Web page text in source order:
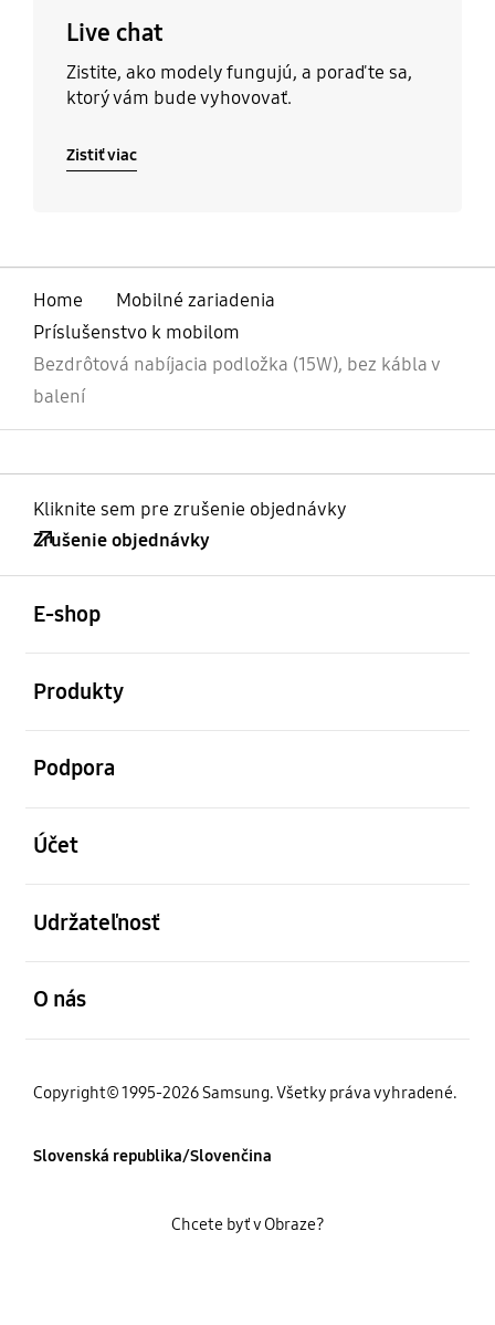
Live chat
Zistite, ako modely fungujú, a poraďte sa,
ktorý vám bude vyhovovať.
Zistiť viac
Home
Mobilné zariadenia
Príslušenstvo k mobilom
Bezdrôtová nabíjacia podložka (15W), bez kábla v
balení
Kliknite sem pre zrušenie objednávky
Zrušenie objednávky
E-shop
Produkty
Podpora
Účet
Udržateľnosť
O nás
Copyright© 1995-2026 Samsung. Všetky práva vyhradené.
Slovenská republika/Slovenčina
Chcete byť v Obraze?